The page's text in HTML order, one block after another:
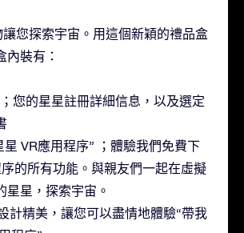
您探索宇宙。用這個新穎的禮品盒
內裝有：
您的星星註冊詳細信息，以及選定
星 VR應用程序” ；體驗我們免費下
的所有功能。與親友們一起在虛擬
星星，探索宇宙。
計精美，讓您可以盡情地體驗“帶我